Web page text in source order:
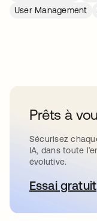
User Management
Prêts à
Sécurisez
IA, dans toute
évolutive.
Essai gratuit